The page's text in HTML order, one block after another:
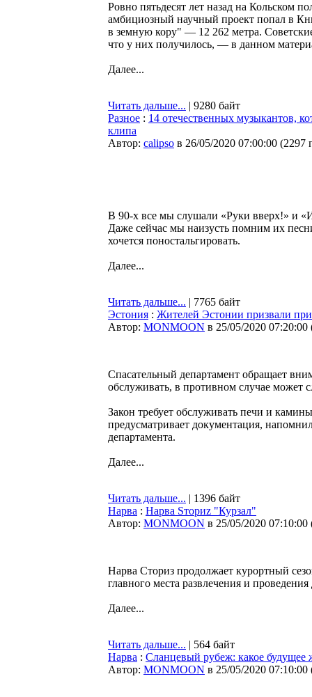
Ровно пятьдесят лет назад на Кольском
амбициозный научный проект попал в
в земную кору" — 12 262 метра.
что у них получилось, — в данном
Далее...
Читать дальше... | 9280 байт
Разное : 14 отечественных музыкантов,
клипа
Автор: calipso в 26/05/2020 07:00:00 (2297
В 90-х все мы слушали «Руки вверх!» и
Даже сейчас мы наизусть помним их
хочется поностальгировать.
Далее...
Читать дальше... | 7765 байт
Эстония : Жителей Эстонии призвали
Автор: MONMOON в 25/05/2020 07:20:00
Спасательный департамент обращает
обслуживать, в противном случае может
Закон требует обслуживать печи и
предусматривает документация,
департамента.
Далее...
Читать дальше... | 1396 байт
Нарва : Нарва Sториz "Курзал"
Автор: MONMOON в 25/05/2020 07:10:00
Нарва Сториз продолжает курортный
главного места развлечения и
Далее...
Читать дальше... | 564 байт
Нарва : Сланцевый рубеж: какое будущее
Автор: MONMOON в 25/05/2020 07:10:00